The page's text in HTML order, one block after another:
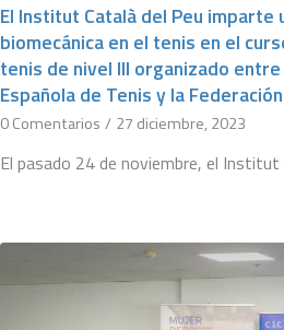
El Institut Català del Peu imparte
biomecánica en el tenis en el
tenis de nivel III organizado
Española de Tenis y la
0 Comentarios / 27 diciembre, 2023
El pasado 24 de noviembre, el